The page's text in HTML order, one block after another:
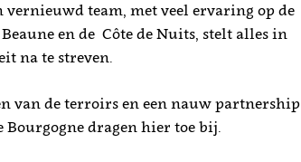
vernieuwd team, met veel ervaring op de
en de Côte de Nuits, stelt alles in
na te streven.
van de terroirs en een nauw partnership
Bourgogne dragen hier toe bij.